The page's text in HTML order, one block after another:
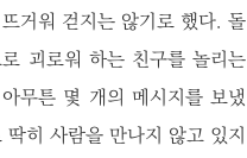
거워 걷지는 않기로 했다. 돌
괴로워 하는 친구를 놀리는
무튼 몇 개의 메시지를 보냈
히 사람을 만나지 않고 있지